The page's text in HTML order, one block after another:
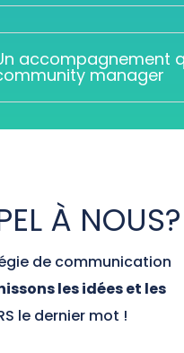
accompagnement
manager
À NOUS?
de communication
les idées et les
le dernier mot !